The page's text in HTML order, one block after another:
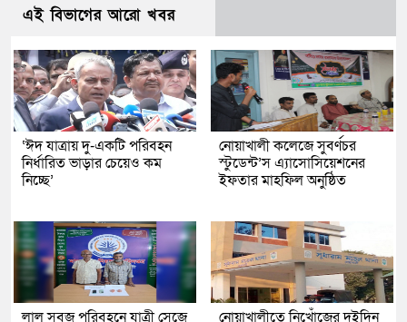
এই বিভাগের আরো খবর
‘ঈদ যাত্রায় দু-একটি পরিবহন
নির্ধারিত ভাড়ার চেয়েও কম
নিচ্ছে’
নোয়াখালী কলেজে সুবর্ণচর
স্টুডেন্ট’স এ্যাসোসিয়েশনের
ইফতার মাহফিল অনুষ্ঠিত
লাল সবুজ পরিবহনে যাত্রী সেজে নোয়াখালীতে নিখোঁজের দুইদিন